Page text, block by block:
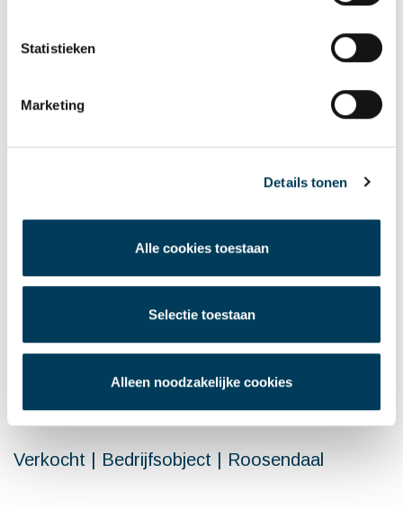
Statistieken
Marketing
Details tonen
Alle cookies toestaan
Selectie toestaan
Alleen noodzakelijke cookies
WILT U MEER INFORMATIE N.A.V. DIT
Aangehuurd | Kantoorruimte | Van Zundert
naar Breda
Verhuurd | Commerciële ruimte | Rotterdam
Verhuurd | Logistiek | Venlo
Verkocht | Bedrijfsobject | Roosendaal